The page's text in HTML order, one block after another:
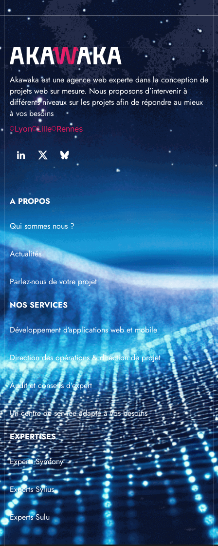
Akawaka est une agence web experte dans la conception de
projets web sur mesure. Nous proposons d’intervenir à
différents niveaux sur les projets afin de répondre au mieux
à vos besoins
Lyon Lille Rennes
A PROPOS
Qui sommes nous ?
Actualités
Parlez-nous de votre projet
NOS SERVICES
Développement d’applications web et mobile
Direction des opérations & direction de projet
Audit et conseils d’expert
Un centre de service adapté à vos besoins
EXPERTISES
Experts Symfony
Experts Sylius
Experts Sulu